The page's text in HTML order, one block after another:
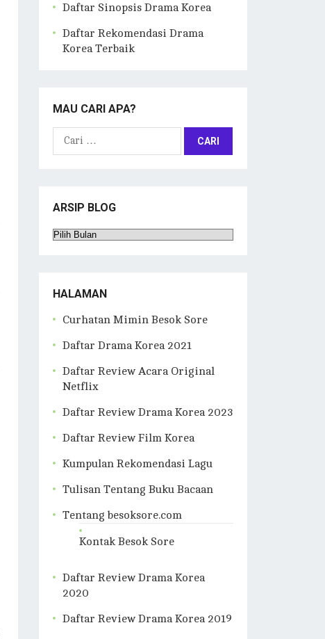
Daftar Sinopsis Drama Korea
Daftar Rekomendasi Drama
Korea Terbaik
MAU CARI APA?
Cari
ARSIP BLOG
Arsip
HALAMAN
Curhatan Mimin Besok Sore
Daftar Drama Korea 2021
Daftar Review Acara Original
Netflix
Daftar Review Drama Korea 2023
Daftar Review Film Korea
Kumpulan Rekomendasi Lagu
Tulisan Tentang Buku Bacaan
Tentang besoksore.com
Kontak Besok Sore
Daftar Review Drama Korea
2020
Daftar Review Drama Korea 2019